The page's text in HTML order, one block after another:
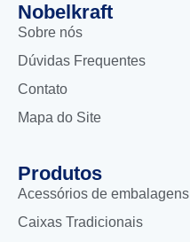
Nobelkraft
Sobre nós
Dúvidas Frequentes
Contato
Mapa do Site
Produtos
Acessórios de embalagens
Caixas Tradicionais